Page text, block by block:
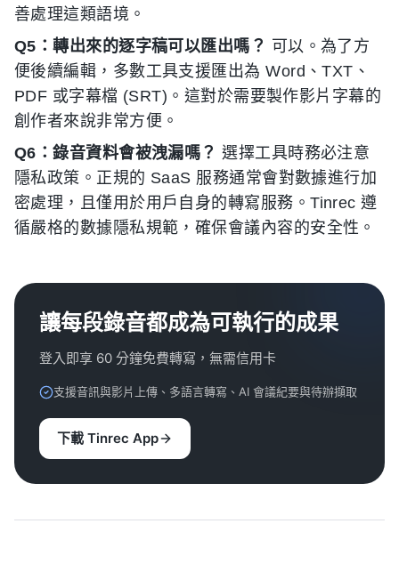
善處理這類語境。
Q5：轉出來的逐字稿可以匯出嗎？ 可以。為了方
便後續編輯，多數工具支援匯出為 Word、TXT、
PDF 或字幕檔 (SRT)。這對於需要製作影片字幕的
創作者來說非常方便。
Q6：錄音資料會被洩漏嗎？ 選擇工具時務必注意
隱私政策。正規的 SaaS 服務通常會對數據進行加
密處理，且僅用於用戶自身的轉寫服務。Tinrec 遵
循嚴格的數據隱私規範，確保會議內容的安全性。
讓每段錄音都成為可執行的成果
登入即享 60 分鐘免費轉寫，無需信用卡
支援音訊與影片上傳、多語言轉寫、AI 會議紀要與待辦擷取
下載 Tinrec App